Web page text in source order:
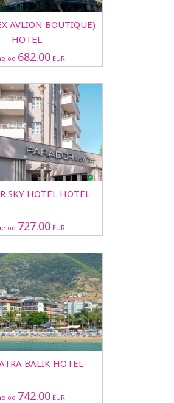
AVLION BOUTIQUE)
HOTEL
od 682.00 EUR
SKY HOTEL HOTEL
od 727.00 EUR
BALIK HOTEL
od 742.00 EUR